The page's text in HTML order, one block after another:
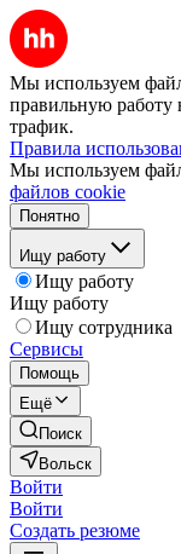
Мы используем
правильную работу
трафик.
Правила
Мы используем
файлов cookie
Понятно
Ищу работу
Ищу работу
Ищу работу
Ищу сотрудника
Сервисы
Помощь
Ещё
Поиск
Вольск
Войти
Войти
Создать резюме